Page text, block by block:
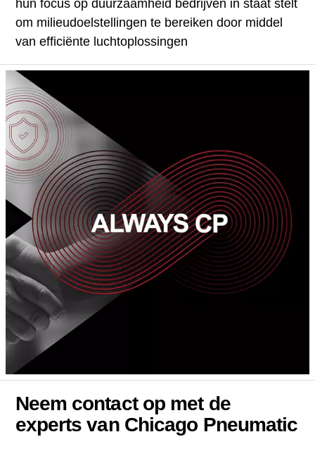
hun focus op duurzaamheid bedrijven in staat stelt
om milieudoelstellingen te bereiken door middel
van efficiënte luchtoplossingen
Neem contact op met de
experts van Chicago Pneumatic